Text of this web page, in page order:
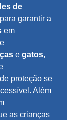
de
garantir a
em
e gatos,
proteção se
Além
as crianças